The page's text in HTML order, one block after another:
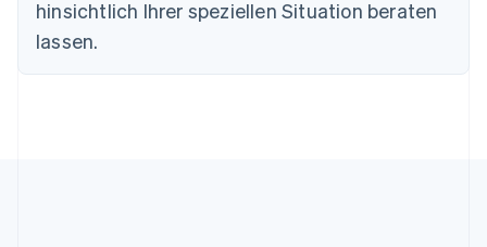
hinsichtlich Ihrer speziellen Situation beraten
lassen.
Finnland
Frankreich
FrançaisEnglish